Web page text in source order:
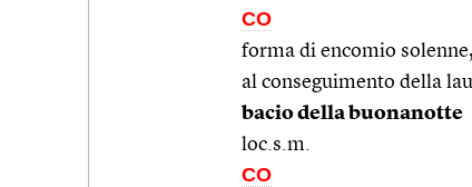
CO
forma di encomio
al conseguimento della
bacio della buonanotte
loc.s.m.
CO